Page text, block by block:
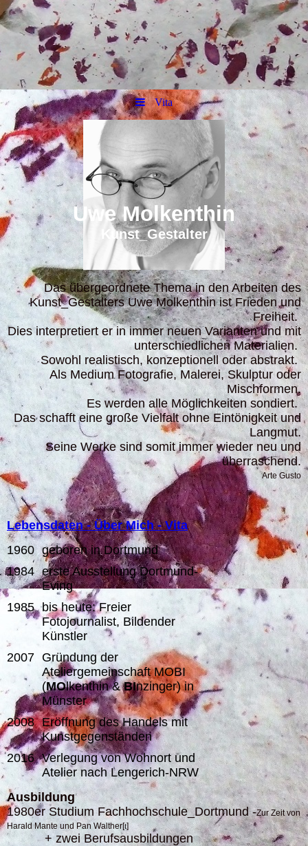
Vita
U we Molkenthin
Kunst_Gestalter
Das übergeordnete Thema in den Arbeiten des
Kunst_Gestalters Uwe Molkenthin ist Frieden und
Freiheit.
Dies interpretiert er in immer neuen Varianten und mit
unterschiedlichen Materialien.
Sowohl realistisch, konzeptionell oder abstrakt.
Als Medium Fotografie, Malerei, Skulptur oder
Mischformen.
Es werden alle Möglichkeiten sondiert.
Das schafft eine große Vielfalt ohne Eintönigkeit und
Langmut.
Seine Werke sind somit immer wieder neu und
überraschend.
Arte Gusto
Lebensdaten - Über Mich - Vita
1960 geboren in Dortmund
1984 erste Ausstellung Dortmund-
Eving
1985 bis heute: Freier
Fotojournalist, Bildender
Künstler
2007 Gründung der
Ateliergemeinschaft MOBI
(MOlkenthin &BInzinger) in
Münster
2008 Eröffnung des Handels mit
Kunstgegenständen
2016 Verlegung von Wohnort und
Atelier nach Lengerich-NRW
Ausbildung
1980er Studium Fachhochschule_Dortmund-Zur Zeit von
Harald Mante und Pan Walther[t]
+ zwei Berufsausbildungen